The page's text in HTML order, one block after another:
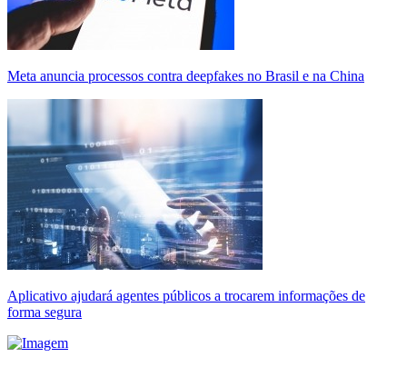
Meta anuncia processos contra deepfakes no Brasil e na China
Aplicativo ajudará agentes públicos a trocarem informações de
forma segura